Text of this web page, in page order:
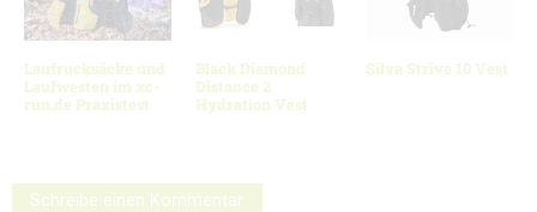
Laufrucksäcke und
Laufwesten im xc-
run.de Praxistest
Black Diamond
Distance 2
Hydration Vest
Silva Strive 10 Vest
Schreibe einen Kommentar